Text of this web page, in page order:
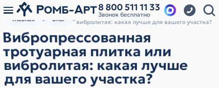
8 800 511 11 33
Звонок бесплатно
Главная Блог Вибропрессованная тротуарная плитка или
вибролитая: какая лучше для вашего участка?
Вибропрессованная
тротуарная плитка или
вибролитая: какая лучше
для вашего участка?